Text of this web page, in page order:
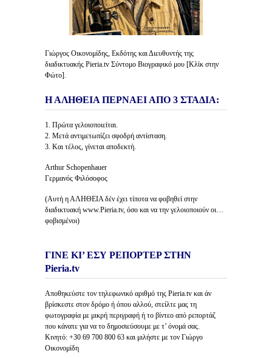
Γιώργος Οικονομίδης, Εκδότης και Διευθυντής της
διαδικτυακής Pieria.tv Σύντομο Βιογραφικό μου [Κλίκ στην
Φώτο].
Η ΑΛΗΘΕΙΑ ΠΕΡΝΑΕΙ ΑΠΟ 3 ΣΤΑΔΙΑ:
1. Πρώτα γελοιοποιείται.
2. Μετά αντιμετωπίζει σφοδρή αντίσταση.
3. Και τέλος, γίνεται αποδεκτή.
Arthur Schopenhauer
Γερμανός Φιλόσοφος
(Αυτή η ΑΛΗΘΕΙΑ δέν έχει τίποτα να φοβηθεί στην
διαδικτυακή www.Pieria.tv, όσο και να την γελοιοποιούν οι…
φοβισμένοι)
ΓΙΝΕ ΚΙ’ ΕΣΥ ΡΕΠΟΡΤΕΡ ΣΤΗΝ
Pieria.tv
Αποθηκεύστε τον τηλεφωνικό αριθμό της Pieria.tv και άν
βρίσκεστε στον δρόμο ή όπου αλλού, στείλτε μας τη
φωτογραφία με μικρή περιγραφή ή το βίντεο από ρεπορτάζ
που κάνατε για να το δημοσιεύσουμε με τ’ όνομά σας.
Κινητό: +30 69 700 800 63 και μιλήστε με τον Γιώργο
Οικονομίδη